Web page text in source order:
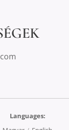
Languages